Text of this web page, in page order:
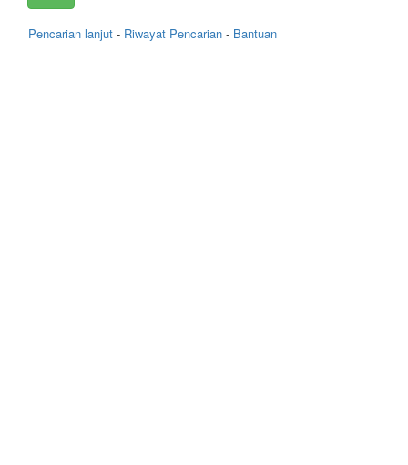
Pencarian lanjut - Riwayat Pencarian - Bantuan